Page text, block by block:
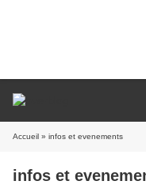
Accueil » infos et evenements
infos et